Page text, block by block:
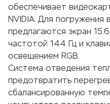
обеспечивает
NVIDIA. Для погружения
предлагаются экран
частотой 144 Гц и
освещением RGB.
Система отведения
предотвратить
сбалансированную